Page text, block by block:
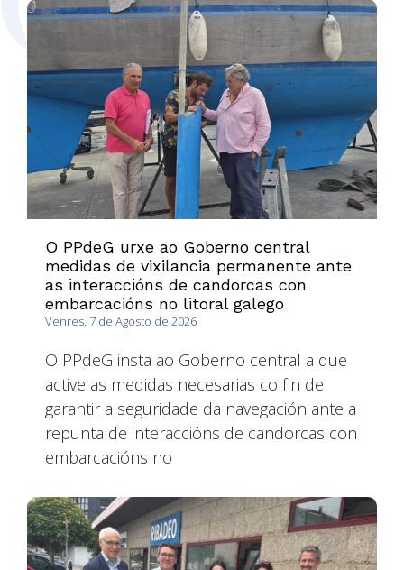
O PPdeG urxe ao Goberno central
medidas de vixilancia permanente ante
as interaccións de candorcas con
embarcacións no litoral galego
Venres, 7 de Agosto de 2026
O PPdeG insta ao Goberno central a que
active as medidas necesarias co fin de
garantir a seguridade da navegación ante a
repunta de interaccións de candorcas con
embarcacións no